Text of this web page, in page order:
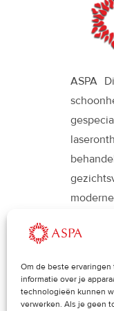
Om de beste
informatie over je
technologieën kunnen
verwerken. Als je geen
ASPA
een